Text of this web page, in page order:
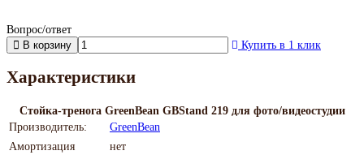
Вопрос/ответ
В корзину
Купить в 1 клик
Характеристики
Стойка-тренога GreenBean GBStand 219 для фото/видеостудии
Производитель:
GreenBean
Амортизация
нет